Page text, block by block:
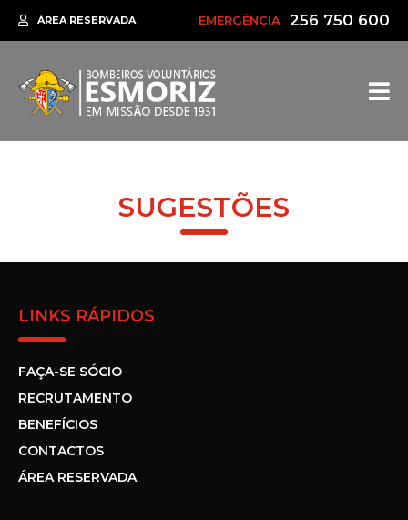
ÁREA RESERVADA EMERGÊNCIA 256 750 600
SUGESTÕES
LINKS RÁPIDOS
FAÇA-SE SÓCIO
RECRUTAMENTO
BENEFÍCIOS
CONTACTOS
ÁREA RESERVADA